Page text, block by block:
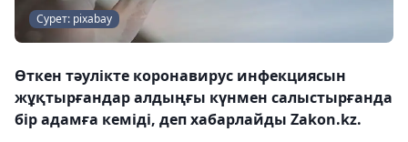
Сурет: pixabay
Өткен тәулікте коронавирус инфекциясын
жұқтырғандар алдыңғы күнмен салыстырғанда
бір адамға кеміді, деп хабарлайды Zakon.kz.